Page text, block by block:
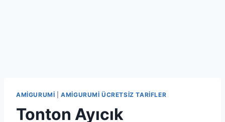
AMIGURUMI |AMIGURUMI ÜCRETSIZ TARIFLER
Tonton Ayıcık